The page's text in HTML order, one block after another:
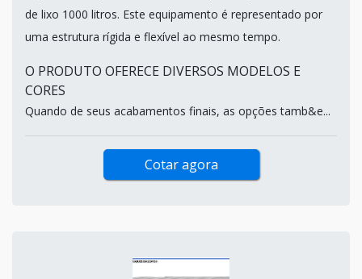
de lixo 1000 litros. Este equipamento é representado por
uma estrutura rígida e flexível ao mesmo tempo.
O PRODUTO OFERECE DIVERSOS MODELOS E
CORES
Quando de seus acabamentos finais, as opções tamb&e...
Cotar agora